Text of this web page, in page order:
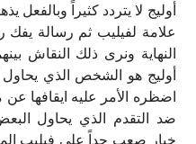
أوليج لا يتردد كثيراً وبالفعل
علامة لفيليب ثم رسالة يفك
النهاية ونرى ذلك النقاش
أوليج هو الشخص الذي يحاول
اضظره الأمر عليه ايقافها عن
ضد التقدم الذي يحاول
خيار صعب جداً على فيليب